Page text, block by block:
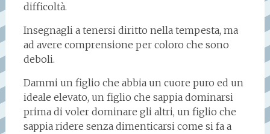
difficoltà.
Insegnagli a tenersi diritto nella tempesta, ma
ad avere comprensione per coloro che sono
deboli.
Dammi un figlio che abbia un cuore puro ed un
ideale elevato, un figlio che sappia dominarsi
prima di voler dominare gli altri, un figlio che
sappia ridere senza dimenticarsi come si fa a